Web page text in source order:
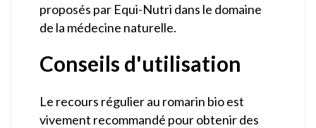
proposés par Equi-Nutri dans le domaine
de la médecine naturelle.
Conseils d'utilisation
Le recours régulier au romarin bio est
vivement recommandé pour obtenir des